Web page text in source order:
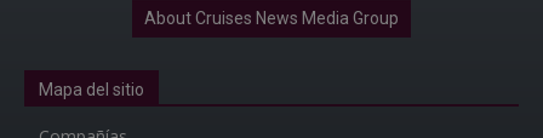
About Cruises News Media Group
Mapa del sitio